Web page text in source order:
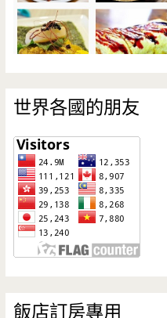
世界各國的朋友
飯店訂房專用